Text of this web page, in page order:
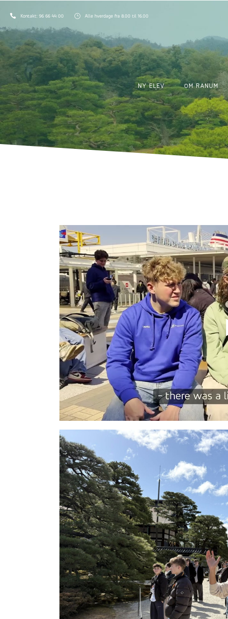
Kontakt:96 66 44 00 Alle hverdage fra 8.00 til 16.00
NY ELEV OM RANUM